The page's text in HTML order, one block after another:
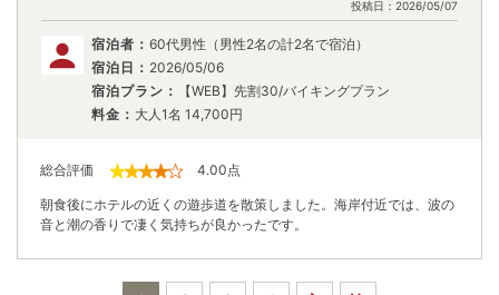
投稿日： 2026/05/07
宿泊者： 60代男性（男性2名の計2名で宿泊）
宿泊日： 2026/05/06
宿泊プラン：
【WEB】先割30/バイキングプラン
料金： 大人1名 14,700円
総合評価 4.00点
朝食後にホテルの近くの遊歩道を散策しました。海岸付近では、波の
音と潮の香りで凄く気持ちが良かったです。